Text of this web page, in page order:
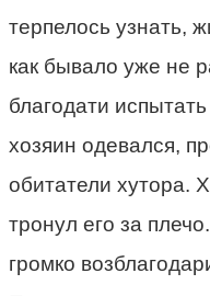
терпелось узнать,
как бывало уже не
благодати
хозяин одевался,
обитатели хутора.
тронул его за
громко